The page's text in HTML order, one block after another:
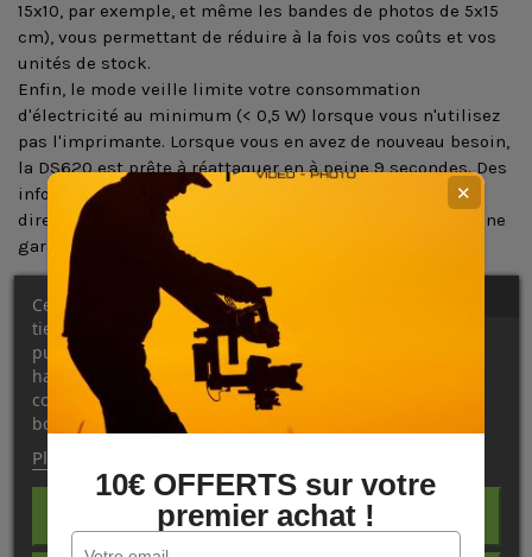
15x10, par exemple, et même les bandes de photos de 5x15
cm), vous permettant de réduire à la fois vos coûts et vos
unités de stock.
Enfin, le mode veille limite votre consommation
d'électricité au minimum (< 0,5 W) lorsque vous n'utilisez
pas l'imprimante. Lorsque vous en avez de nouveau besoin,
la DS620 est prête à réattaquer en à peine 9 secondes. Des
informations utiles sur l'imprimante sont disponibles
directement à partir du pilote d'impression. La DS620, une
garantie de fiabilité !
Rentabilité
Le mode veille assure une consommation minimale
d'électricité (< 0,5 W), tandis que le mode rembobinage
garantit une utilisation optimale de vos consommables.
Économies d'argent et création de valeur garanties.
Fiabilité
Des milliers d'imprimantes DS font preuve d'un
fonctionnement fiable sur le terrain depuis de nombreuses
années. La DS620 se caractérise par une durée de vie
prolongée de la tête thermique. Il ne fait aucun doute que
Ce site Web utilise ses propres cookies et ceux de
tiers pour améliorer nos services et vous montrer des
publicités liées à vos préférences en analysant vos
habitudes de navigation. Pour donner votre
consentement à son utilisation, appuyez sur le
bouton Accepter.
Plus d'informations
REJETER TOUT
10€ OFFERTS sur votre
premier achat !
✕